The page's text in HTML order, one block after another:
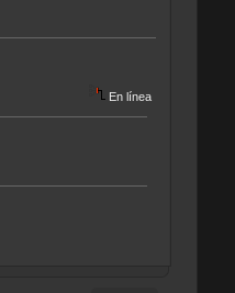
En línea